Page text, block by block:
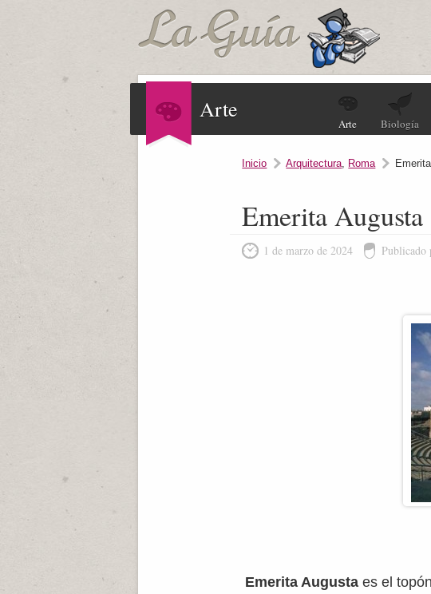
Arte
Arte Biología
Inicio Arquitectura, Roma
Emerita Augusta
1 de marzo de 2024
Emerita Augusta es el